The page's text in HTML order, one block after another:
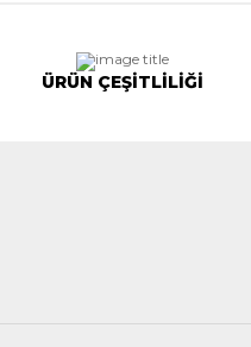
ÜRÜN ÇEŞİTLİLİĞİ